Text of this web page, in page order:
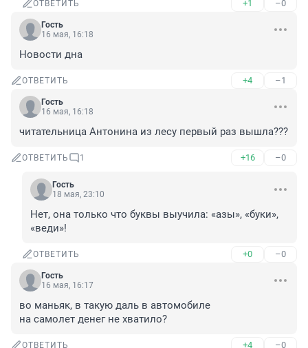
ОТВЕТИТЬ +1 –0
Гость
16 мая, 16:18
Новости дна
ОТВЕТИТЬ +4 –1
Гость
16 мая, 16:18
читательница Антонина из лесу первый раз вышла???
ОТВЕТИТЬ 1 +16 –0
Гость
18 мая, 23:10
Нет, она только что буквы выучила: «азы», «буки»,
«веди»!
ОТВЕТИТЬ +0 –0
Гость
16 мая, 16:17
во маньяк, в такую даль в автомобиле
на самолет денег не хватило?
ОТВЕТИТЬ +4 –0